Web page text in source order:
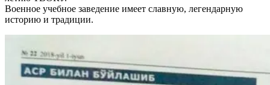
Военное учебное заведение имеет славную, легендарную
историю и традиции.